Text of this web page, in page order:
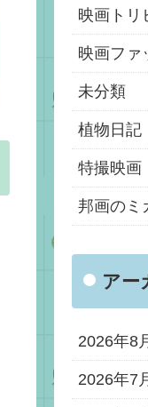
映画トリ
映画ファ
未分類
植物日記
特撮映画
邦画のミ
アー
2026年8
2026年7